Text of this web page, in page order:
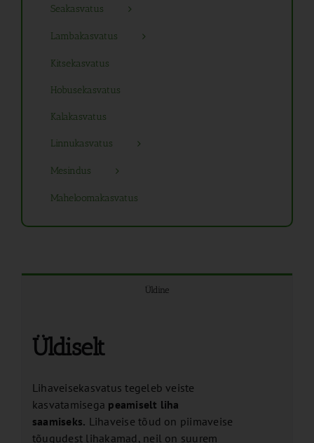
Seakasvatus
Lambakasvatus
Kitsekasvatus
Hobusekasvatus
Kalakasvatus
Linnukasvatus
Mesindus
Maheloomakasvatus
Üldine
Üldiselt
Lihaveisekasvatus tegeleb veiste
kasvatamisega peamiselt liha
saamiseks. Lihaveise tõud on piimaveise
tõugudest lihakamad, neil on suurem